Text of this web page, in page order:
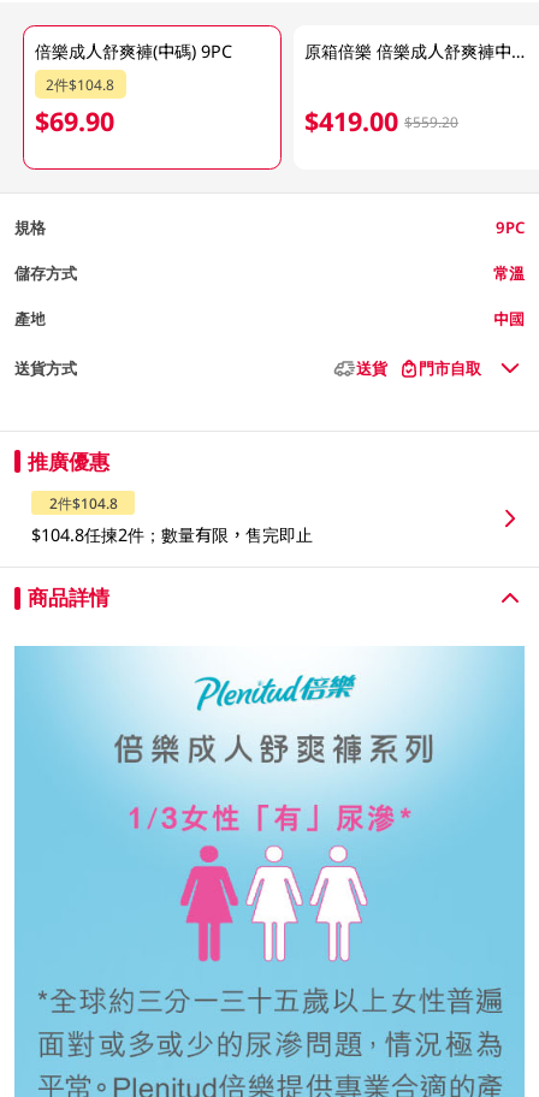
倍樂成人舒爽褲(中碼) 9PC
2件$104.8
$69.90
原箱倍樂 倍樂成人舒爽褲中碼 8 X 9PC
$419.00 $559.20
規格 9PC
儲存方式 常溫
產地 中國
送貨方式 送貨 門市自取
推廣優惠
2件$104.8
$104.8任揀2件；數量有限，售完即止
商品詳情